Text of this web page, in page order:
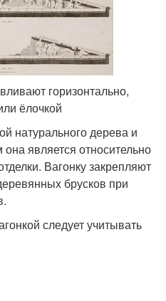
горизонтально,
ёлочкой
натурального дерева и
является относительно
Вагонку закрепляют
брусков при
следует учитывать